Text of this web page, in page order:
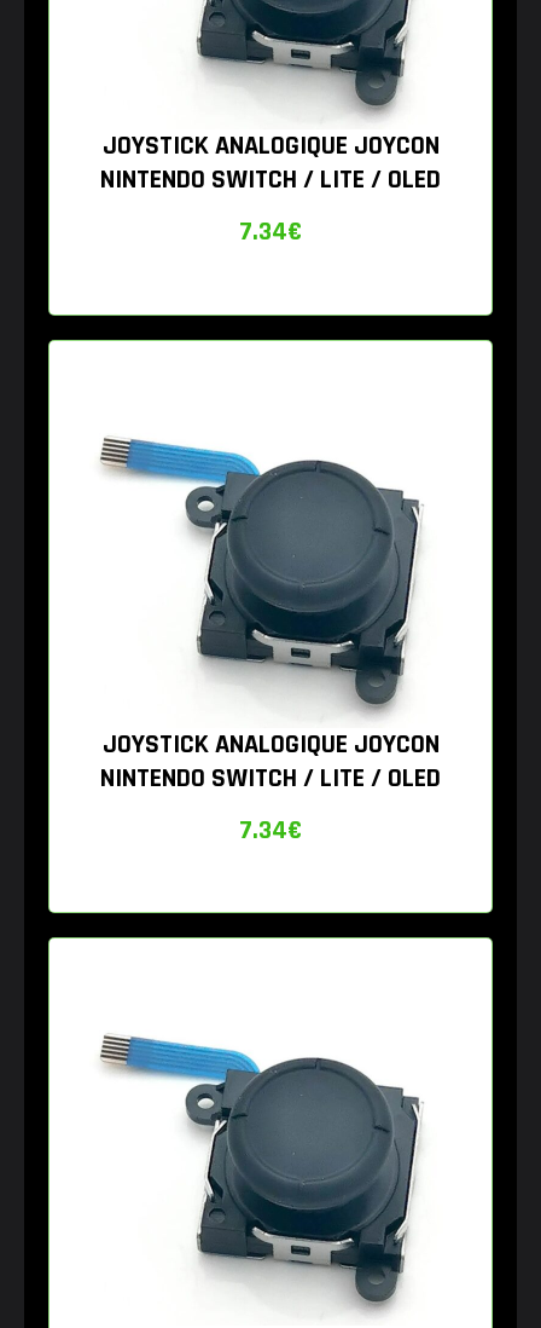
JOYSTICK ANALOGIQUE JOYCON
NINTENDO SWITCH / LITE / OLED
7.34€
JOYSTICK ANALOGIQUE JOYCON
NINTENDO SWITCH / LITE / OLED
7.34€